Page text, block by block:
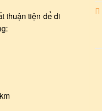
thuận tiện để di